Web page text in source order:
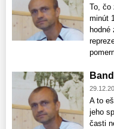
To, čo
minút
hodné
A to
jeho
časti